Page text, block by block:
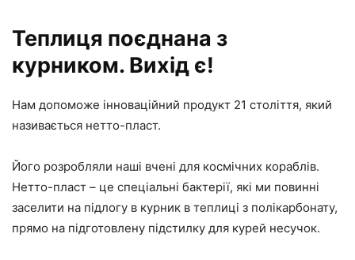
Теплиця поєднана з
курником. Вихід є!
Нам допоможе інноваційний продукт 21 століття, який
називається нетто-пласт.
Його розробляли наші вчені для космічних кораблів.
Нетто-пласт – це спеціальні бактерії, які ми повинні
заселити на підлогу в курник в теплиці з полікарбонату,
прямо на підготовлену підстилку для курей несучок.